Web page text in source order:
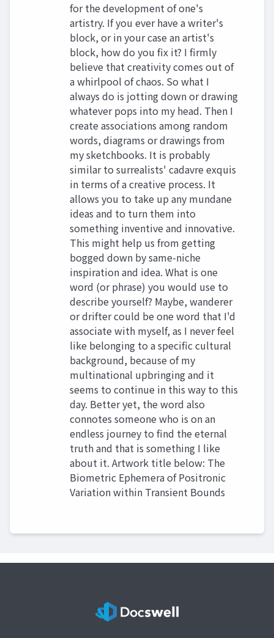
for the development of one's
artistry. If you ever have a writer's
block, or in your case an artist's
block, how do you fix it? I firmly
believe that creativity comes out of
a whirlpool of chaos. So what I
always do is jotting down or drawing
whatever pops into my head. Then I
create associations among random
words, diagrams or drawings from
my sketchbooks. It is probably
similar to surrealists' cadavre exquis
in terms of a creative process. It
allows you to take up any mundane
ideas and to turn them into
something inventive and innovative.
This might help us from getting
bogged down by same-niche
inspiration and idea. What is one
word (or phrase) you would use to
describe yourself? Maybe, wanderer
or drifter could be one word that I'd
associate with myself, as I never feel
like belonging to a specific cultural
background, because of my
multinational upbringing and it
seems to continue in this way to this
day. Better yet, the word also
connotes someone who is on an
endless journey to find the eternal
truth and that is something I like
about it. Artwork title below: The
Biometric Ephemera of Positronic
Variation within Transient Bounds